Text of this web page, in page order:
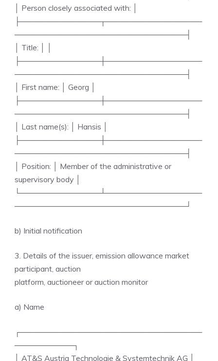
│ Person closely associated with: │
├───────────────┬──────────────────
────────────────────────────────┤
│ Title: │ │
├───────────────┼──────────────────
────────────────────────────────┤
│ First name: │ Georg │
├───────────────┼──────────────────
────────────────────────────────┤
│ Last name(s): │ Hansis │
├───────────────┼──────────────────
────────────────────────────────┤
│ Position: │ Member of the administrative or
supervisory body │
└───────────────┴──────────────────
────────────────────────────────┘
b) Initial notification
3. Details of the issuer, emission allowance market
participant, auction
platform, auctioneer or auction monitor
a) Name
┌──────────────────────────────────
───────────┐
│ AT&S Austria Technologie & Systemtechnik AG │